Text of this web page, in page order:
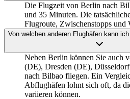
Die Flugzeit von Berlin nach
und 35 Minuten. Die
Flugroute, Zwischenstopps und
Von welchen anderen Flughäfen kann
Neben Berlin können Sie auch
(DE), Dresden (DE),
nach Bilbao fliegen. Ein
Abflughäfen lohnt sich oft, da
variieren können.